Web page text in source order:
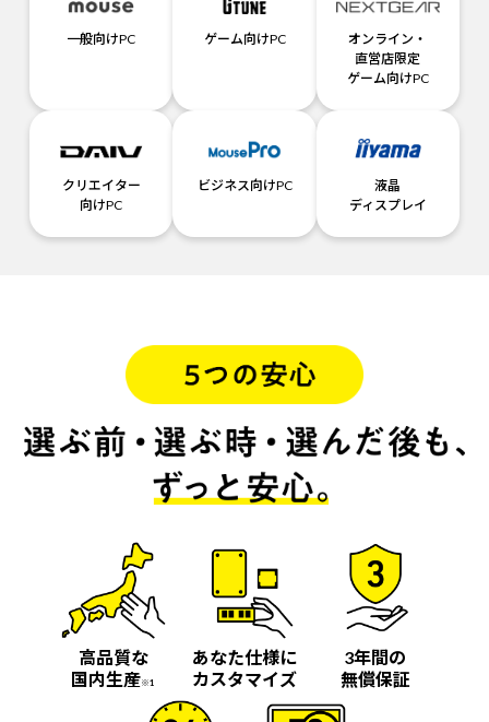
一般向けPC ゲーム向けPC
オンライン・
直営店限定
ゲーム向けPC
クリエイター
向けPC
ビジネス向けPC
液晶
ディスプレイ
高品質な
国内生産※1
あなた仕様に
カスタマイズ
3年間の
無償保証